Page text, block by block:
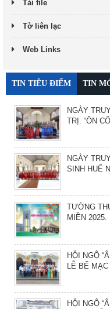
Tải file
Tờ liên lạc
Web Links
TIN TIÊU ĐIỂM TIN
NGÀY
TRỊ. “ÔN
NGÀY
SINH HUẾ
TƯỜNG
MIỀN 2025.
HỘI NGỘ
LỄ BẾ
HỘI NGỘ